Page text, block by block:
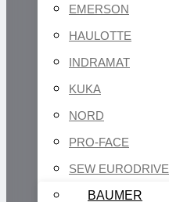
EMERSON
HAULOTTE
INDRAMAT
KUKA
NORD
PRO-FACE
SEW EURODRIVE
BAUMER